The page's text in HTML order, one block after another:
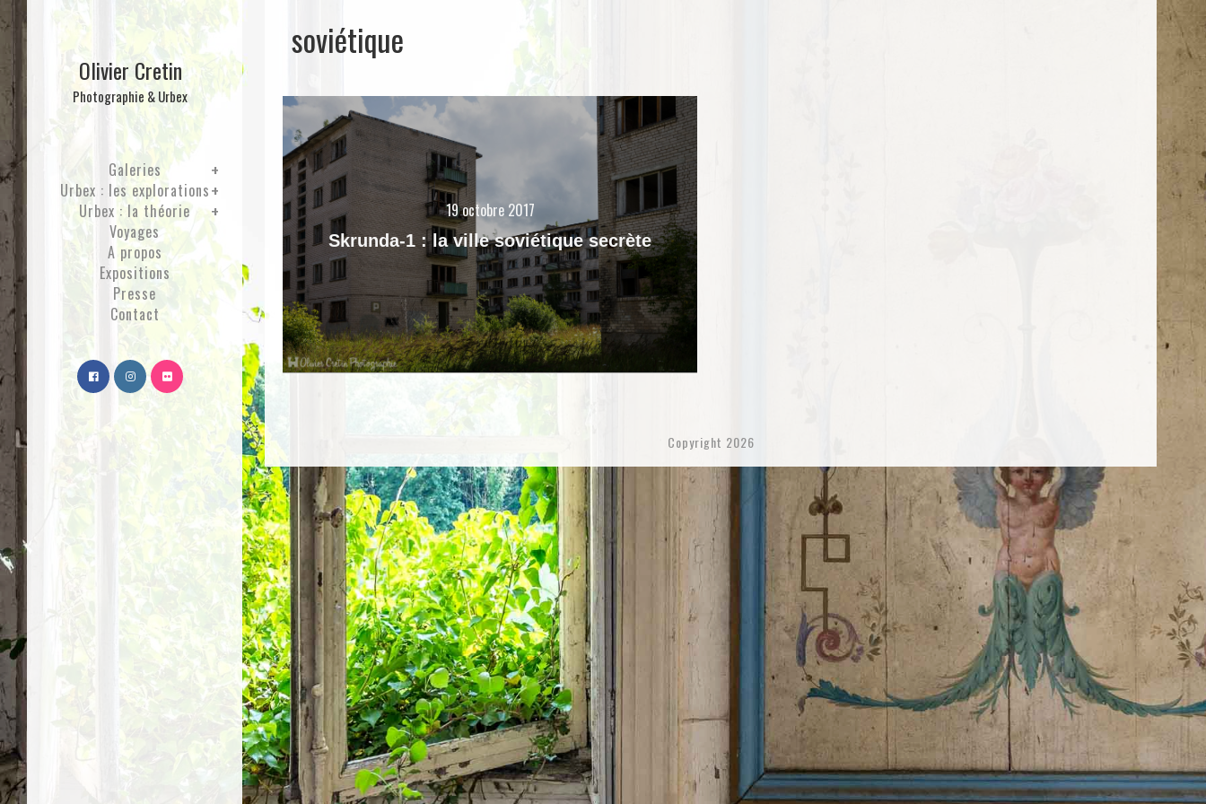
Olivier Cretin
Photographie & Urbex
Galeries
Urbex : les explorations
Urbex : la théorie
Voyages
A propos
Expositions
Presse
Contact
soviétique
19 octobre 2017
Skrunda-1 : la ville soviétique secrète
Copyright 2026